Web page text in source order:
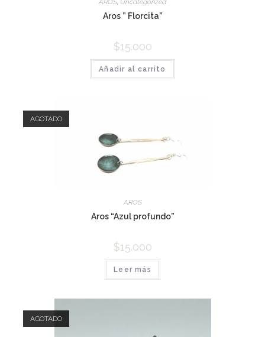
AROS, Uncategorized
Aros ” Florcita”
$15.000
Añadir al carrito
AGOTADO
AROS
Aros “Azul profundo”
$15.000
Leer más
AGOTADO